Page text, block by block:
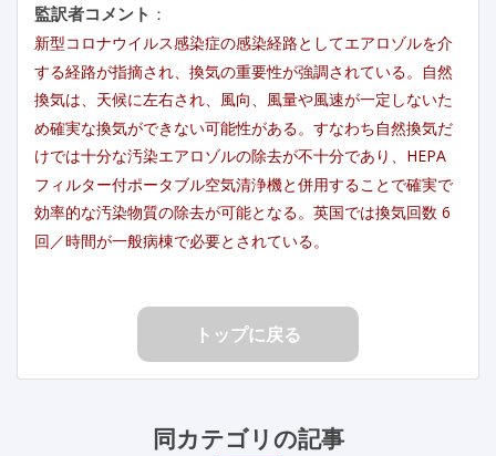
監訳者コメント ：
新型コロナウイルス感染症の感染経路としてエアロゾルを介
する経路が指摘され、換気の重要性が強調されている。自然
換気は、天候に左右され、風向、風量や風速が一定しないた
め確実な換気ができない可能性がある。すなわち自然換気だ
けでは十分な汚染エアロゾルの除去が不十分であり、HEPA
フィルター付ポータブル空気清浄機と併用することで確実で
効率的な汚染物質の除去が可能となる。英国では換気回数 6
回／時間が一般病棟で必要とされている。
トップに戻る
同カテゴリの記事